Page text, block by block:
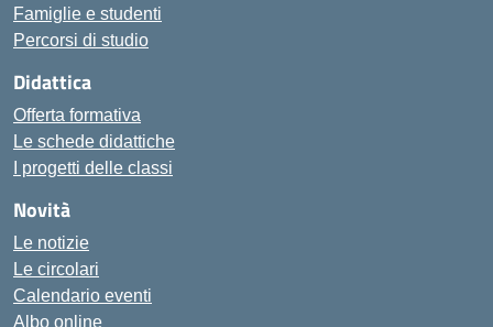
Famiglie e studenti
Percorsi di studio
Didattica
Offerta formativa
Le schede didattiche
I progetti delle classi
Novità
Le notizie
Le circolari
Calendario eventi
Albo online